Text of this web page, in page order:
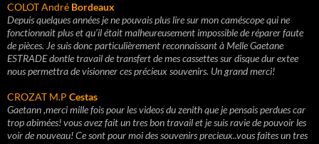
COLOT André Bordeaux
Depuis quelques années je ne pouvais plus lire sur mon caméscope qui ne
fonctionnait plus et qu’il était malheureusement impossible de réparer faute
de pièces. Je suis donc particulièrement reconnaissant à Melle Gaetane
ESTRADE dontle travail de transfert de mes cassettes sur disque dur extee
nous permettra de visionner ces précieux souvenirs. Un grand merci!
CROZAT M.P Cestas
Gaetann ,merci mille fois pour les videos du zenith que je pensais perdues car
trop abimées! vous avez fait un tres bon travail et je suis ravie de pouvoir les
voir de nouveau! Ce sont pour moi des souvenirs precieux..vous faites un tres